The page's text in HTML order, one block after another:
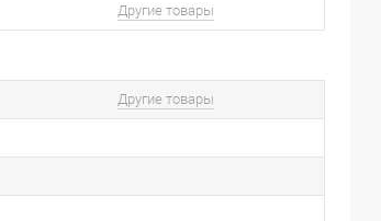
Другие товары
Другие товары